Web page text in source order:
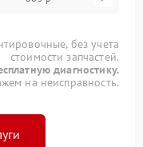
без учета
стоимости запчастей.
диагностику.
на неисправность.